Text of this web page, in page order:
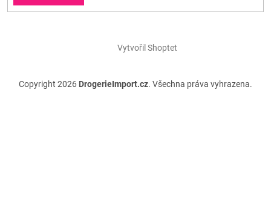
Vytvořil Shoptet
Copyright 2026 DrogerieImport.cz. Všechna práva vyhrazena.